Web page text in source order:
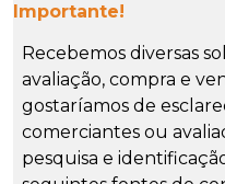
Importante!
Recebemos diversas
avaliação, compra e
gostaríamos de
comerciantes ou
pesquisa e